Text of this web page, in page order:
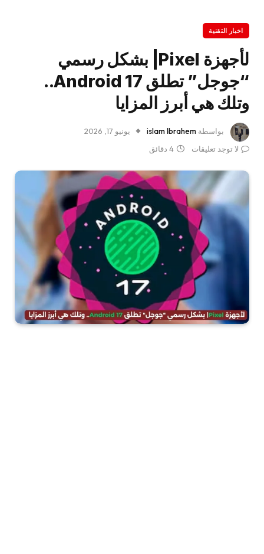
اخبار التقنية
لأجهزة Pixel| بشكل رسمي
“جوجل” تطلق Android 17..
وتلك هي أبرز المزايا
بواسطة islam Ibrahem
يونيو 17, 2026
لا توجد تعليقات
4 دقائق